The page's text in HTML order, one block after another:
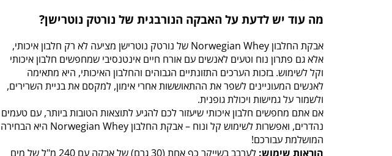
מה עוד יש לדעת על האבקה הנורבגית של נורטק נוטרישן?
אבקת החלבון Norwegian Whey של נורטק נוטרישן מציעה לא רק חלבון איכותי,
אלא גם פתרון נוח וטעים לאנשים עם אורח חיים אינטנסיבי שמחפשים חלבון איכותי
וקל לשימוש. בזכות הערכים התזונתיים הגבוהים והחלבון האיכותי, היא מתאימה
לאנשים המעוניינים לשפר את ההתאוששות אחרי אימון, למקסם את בניית השרירים,
ולשמור על גמישות ויכולת גופנית.
אם אתם מחפשים חלבון איכותי שיעזור לכם להגיע לתוצאות הטובות ביותר, עם טעמים
נהדרים, ואפשרות לשימוש קל ונוח – אבקת החלבון Norwegian Whey היא הבחירה
המושלמת עבורכם!
הוראות שימוש:
לערבב בשייקר כף אחת (30 גרם) של אבקה עם 240 מ"ל של מים